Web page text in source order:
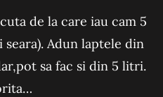
de la care iau cam 5
Adun laptele din
sa fac si din 5 litri.